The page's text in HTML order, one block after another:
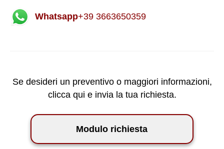
Whatsapp+39 3663650359
Se desideri un preventivo o maggiori informazioni,
clicca qui e invia la tua richiesta.
Modulo richiesta